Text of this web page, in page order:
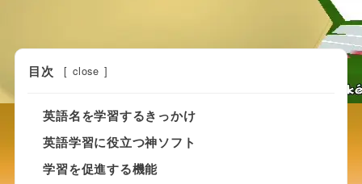
目次 [ close ]
英語名を学習するきっかけ
英語学習に役立つ神ソフト
学習を促進する機能